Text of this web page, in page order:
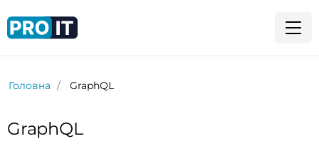
Головна GraphQL
GraphQL